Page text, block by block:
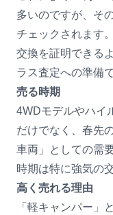
多いのですが、そ
チェックされます
交換を証明できる
ラス査定への準備で
売る時期
4WDモデルやハイ
だけでなく、春先
車両」としての需
時期は特に強気の
高く売れる理由
「軽キャンパー」